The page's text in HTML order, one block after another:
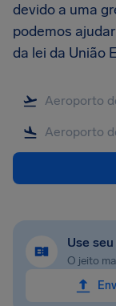
devido a uma
podemos
da lei da União
Use
O jeito